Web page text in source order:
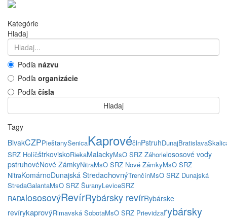
Kategórie
Hladaj
Podľa názvu
Podľa organizácie
Podľa čísla
Hladaj
Tagy
BivakCZPPieštanySenicaKaprovéčlnPstruhDunajBratislava
SRZ HolíčštrkoviskoRiekaMalackyMsO SRZ Záhorielososové vody
pstruhovéNové ZámkyNitraMsO SRZ Nové ZámkyMsO SRZ
NitraKomárnoDunajská StredachovnýTrenčínMsO SRZ Dunajská
StredaGalantaMsO SRZ ŠuranyLeviceSRZ
RADAlososovýRevírRybársky revírRybárske
revírykaprovýRimavská SobotaMsO SRZ Prievidzarybársky